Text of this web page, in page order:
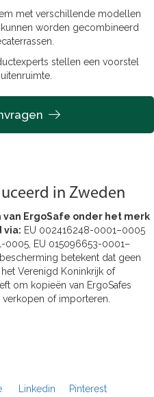
met verschillende modellen
worden gecombineerd
stellen een voorstel
in Zweden
ErgoSafe onder het merk
via: EU 002416248-0001–0005
0005, EU 015096653-0001–
betekent dat geen
Verenigd Koninkrijk of
om kopieën van ErgoSafes
of importeren.
Linkedin Pinterest